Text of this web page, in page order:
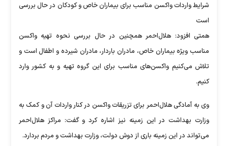
شرایط واردات واکسن مناسب برای بیماران خاص و کودکان در حال بررسی
است
همتی افزود: هلال‌احمر همچنین در حال بررسی نحوه تهیه واکسن
مناسب ویژه بیماران خاص، مادران باردار، مادران شیرده و اطفال است و
تلاش می‌کنیم واکسن‌های مناسب برای این گروه تهیه و به کشور وارد
کنیم.
وی به آمادگی هلال‌احمر برای تزریقات واکسن در کنار واردات آن و کمک به
وزارت بهداشت در این زمینه نیز اشاره کرد و گفت: مراکز هلال‌احمر
می‌تواند در این زمینه باری از دوش دولت، وزارت بهداشت و مردم بردارد.